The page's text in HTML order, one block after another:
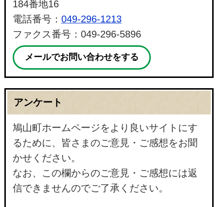
184番地16
電話番号： 049-296-1213
ファクス番号：049-296-5896
メールでお問い合わせをする
アンケート
鳩山町ホームページをより良いサイトにす
るために、皆さまのご意見・ご感想をお聞
かせください。
なお、この欄からのご意見・ご感想には返
信できませんのでご了承ください。